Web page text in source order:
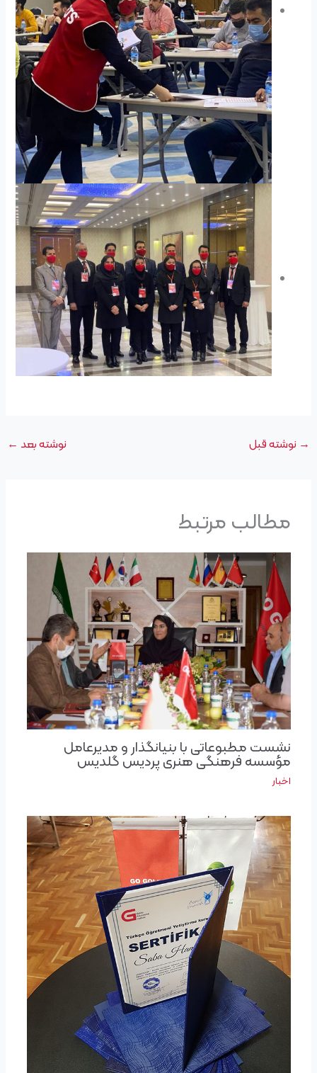
→ نوشته قبل نوشته بعد ←
مطالب مرتبط
نشست مطبوعاتی با بنیانگذار و مدیرعامل
مؤسسه فرهنگی هنری پردیس گلدیس
اخبار